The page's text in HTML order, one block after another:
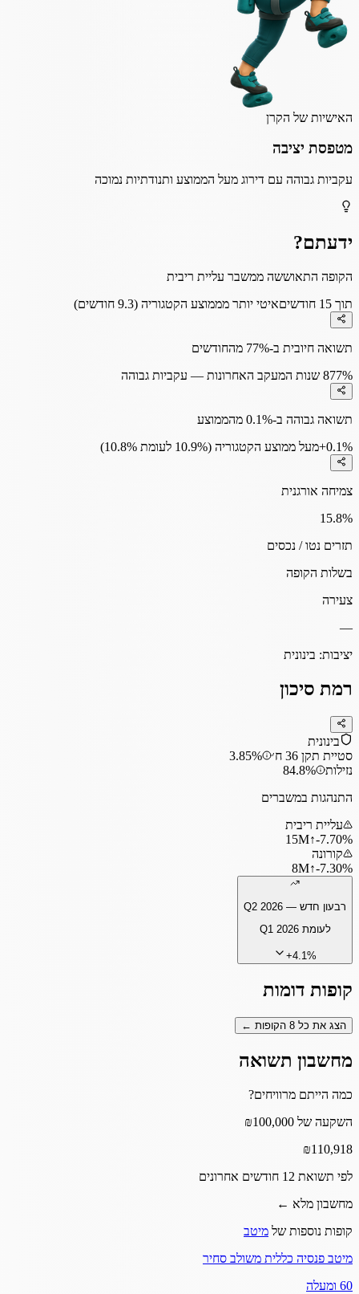
האישיות של הקרן
מטפסת יציבה
עקביות גבוהה עם דירוג מעל הממוצע ותנודתיות נמוכה
ידעתם?
הקופה התאוששה ממשבר עליית ריבית
תוך 15 חודשים
איטי יותר מממוצע הקטגוריה (9.3 חודשים)
תשואה חיובית ב-77% מהחודשים
77%8 שנות המעקב האחרונות — עקביות גבוהה
תשואה גבוהה ב-0.1% מהממוצע
+0.1%מעל ממוצע הקטגוריה (10.9% לעומת 10.8%)
צמיחה אורגנית
15.8%
תזרים נטו / נכסים
בשלות הקופה
צעירה
—
יציבות: בינונית
רמת סיכון
בינונית
סטיית תקן 36 ח׳
3.85%
נזילות
84.8%
התנהגות במשברים
עליית ריבית
‎-7.70%
↑
15M
קורונה
‎-7.30%
↑
8M
רבעון חדש — Q2 2026
לעומתQ1 2026
+4.1%
קופות דומות
הצג את כל 8 הקופות ←
מחשבון תשואה
כמה הייתם מרוויחים?
השקעה של ₪100,000
₪110,918
לפי תשואת 12 חודשים אחרונים
מחשבון מלא ←
קופות נוספות של מיטב
מיטב פנסיה כללית משולב סחיר
60 ומעלה